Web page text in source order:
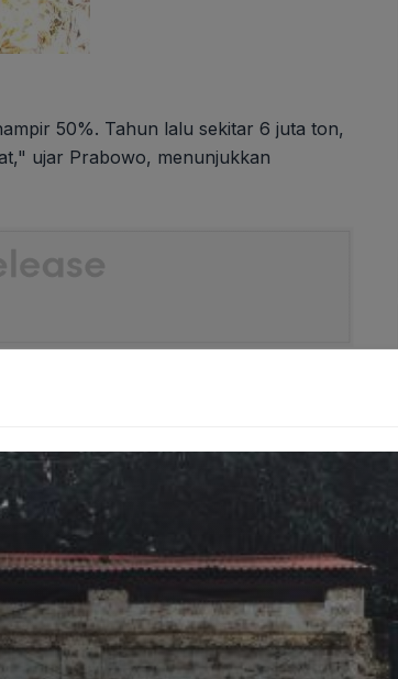
50%. Tahun lalu sekitar 6 juta ton,
ujar Prabowo, menunjukkan
Progres Tol Japek II Selatan Bikin
sepenuhnya pada tahun 2026. Ia
dan Kapolri Listyo Sigit Prabowo